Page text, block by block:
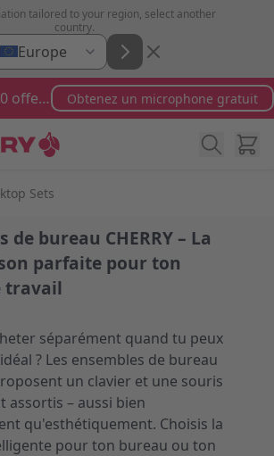
tailored to your region, select another
country.
Europe
Microphone UM 3.0 offert pour toute commande supérieure à 100 € Obtenez un microphone gratuit
Cart
Sets
de bureau CHERRY – La
parfaite pour ton
travail
séparément quand tu peux
? Les ensembles de bureau
un clavier et une souris
assortis – aussi bien
qu'esthétiquement. Choisis la
pour ton bureau ou ton